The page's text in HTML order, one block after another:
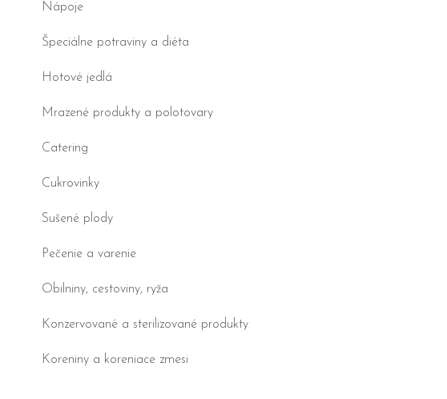
Nápoje
Špeciálne potraviny a diéta
Hotové jedlá
Mrazené produkty a polotovary
Catering
Cukrovinky
Sušené plody
Pečenie a varenie
Obilniny, cestoviny, ryža
Konzervované a sterilizované produkty
Koreniny a koreniace zmesi